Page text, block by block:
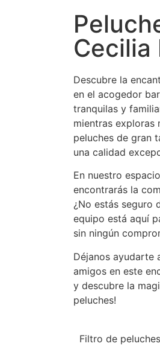
Cecilia
Descubre la
en el acogedor
tranquilas y
mientras exploras
peluches de gran
una calidad
En nuestro
encontrarás la
¿No estás seguro
equipo está aquí
sin ningún
Déjanos ayudarte
amigos en este
y descubre la
peluches!
Filtro de peluches